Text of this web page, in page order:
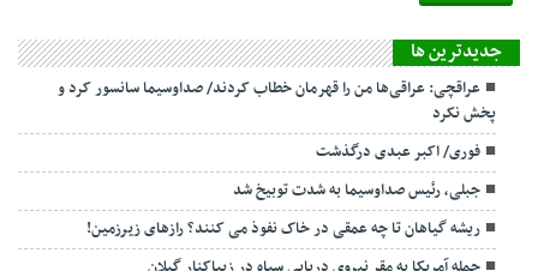
جديدترين ها
عراقچی: عراقی‌ها من را قهرمان خطاب کردند/ صداوسیما سانسور کرد و
پخش نکرد
فوری/ اکبر عبدی درگذشت
جبلی، رئیس صداوسیما به شدت توبیخ شد
ریشه گیاهان تا چه عمقی در خاک نفوذ می کنند؟ رازهای زیرزمین!